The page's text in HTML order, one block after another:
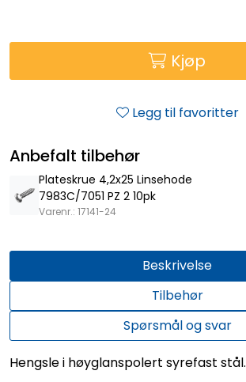
Kjøp
Legg til favoritter
Beskrivelse
Tilbehør
Spørsmål og svar
Hengsle i høyglanspolert syrefast stål.
Anbefalt tilbehør
Plateskrue 4,2x25 Linsehode
7983C/7051 PZ 2 10pk
Varenr.: 17141-24